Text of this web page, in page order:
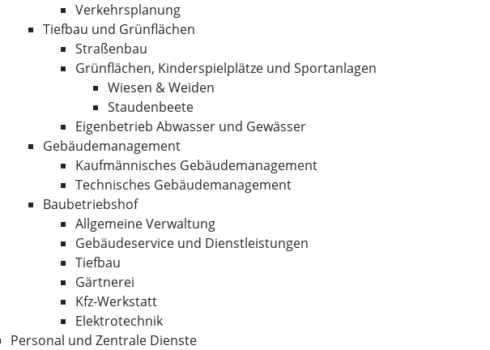
Verkehrsplanung
Tiefbau und Grünflächen
Straßenbau
Grünflächen, Kinderspielplätze und Sportanlagen
Wiesen & Weiden
Staudenbeete
Eigenbetrieb Abwasser und Gewässer
Gebäudemanagement
Kaufmännisches Gebäudemanagement
Technisches Gebäudemanagement
Baubetriebshof
Allgemeine Verwaltung
Gebäudeservice und Dienstleistungen
Tiefbau
Gärtnerei
Kfz-Werkstatt
Elektrotechnik
Personal und Zentrale Dienste